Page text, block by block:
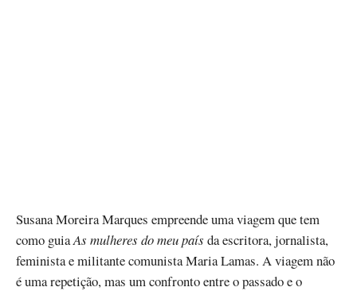
Susana Moreira Marques empreende uma viagem que tem
como guiaAs mulheres do meu país da escritora, jornalista,
feminista e militante comunista Maria Lamas. A viagem não
é uma repetição, mas um confronto entre o passado e o